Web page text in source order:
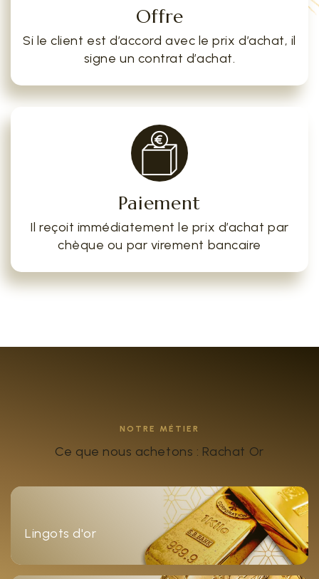
Offre
Si le client est d’accord avec le prix d’achat, il
signe un contrat d’achat.
Paiement
Il reçoit immédiatement le prix d’achat par
chèque ou par virement bancaire
NOTRE MÉTIER
Ce que nous achetons : Rachat Or
Lingots d'or